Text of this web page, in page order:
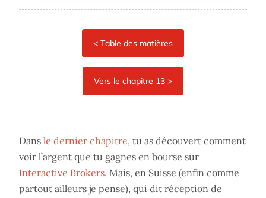
Dans le dernier chapitre, tu as découvert comment
voir l’argent que tu gagnes en bourse sur
Interactive Brokers. Mais, en Suisse (enfin comme
partout ailleurs je pense), qui dit réception de